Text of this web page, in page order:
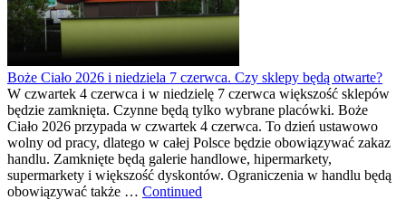
Boże Ciało 2026 i niedziela 7 czerwca. Czy sklepy będą otwarte?
W czwartek 4 czerwca i w niedzielę 7 czerwca większość sklepów
będzie zamknięta. Czynne będą tylko wybrane placówki. Boże
Ciało 2026 przypada w czwartek 4 czerwca. To dzień ustawowo
wolny od pracy, dlatego w całej Polsce będzie obowiązywać zakaz
handlu. Zamknięte będą galerie handlowe, hipermarkety,
supermarkety i większość dyskontów. Ograniczenia w handlu będą
obowiązywać także … Continued